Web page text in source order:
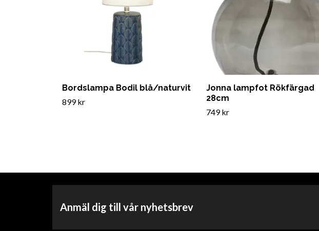
Bordslampa Bodil blå/naturvit
899 kr
Jonna lampfot Rökfärgad
28cm
749 kr
Anmäl dig till vår nyhetsbrev